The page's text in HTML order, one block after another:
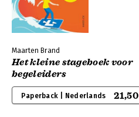
Maarten Brand
Het kleine stageboek voor
begeleiders
Paperback | Nederlands 21,50